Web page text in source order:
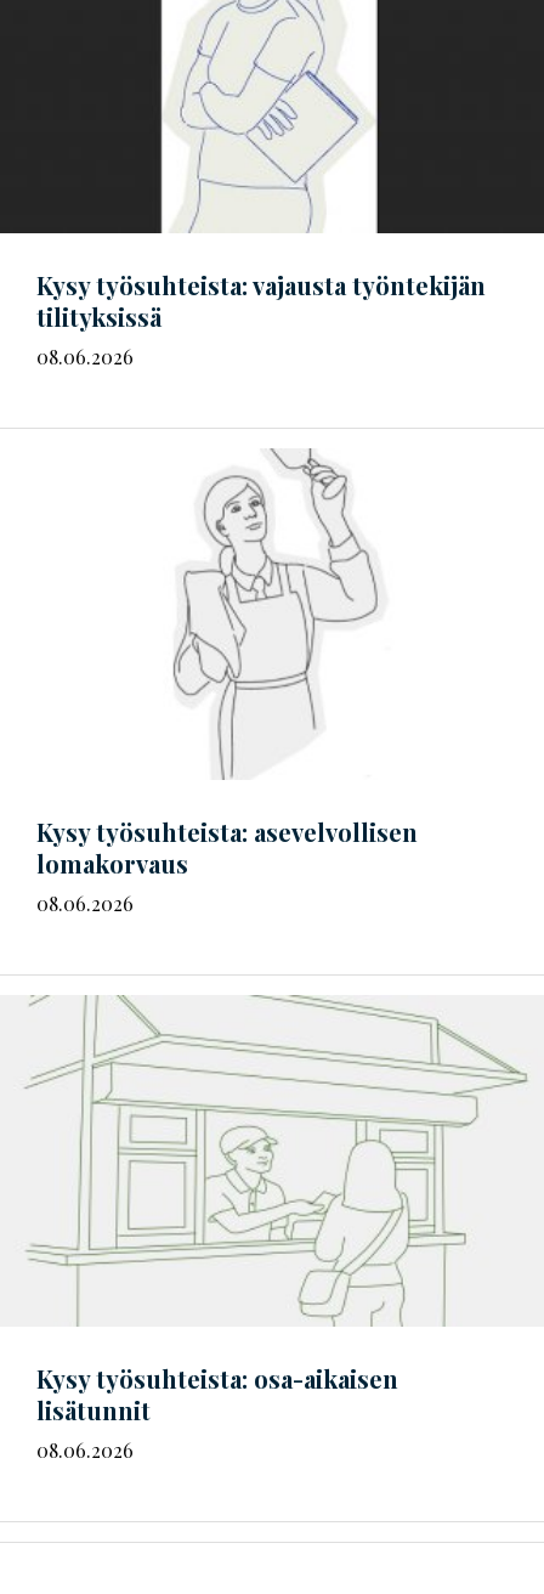
Kysy työsuhteista: vajausta työntekijän
tilityksissä
08.06.2026
Kysy työsuhteista: asevelvollisen
lomakorvaus
08.06.2026
Kysy työsuhteista: osa-aikaisen
lisätunnit
08.06.2026